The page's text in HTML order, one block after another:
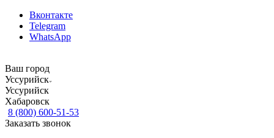
Вконтакте
Telegram
WhatsApp
Ваш город
Уссурийск
Уссурийск
Хабаровск
8 (800) 600-51-53
Заказать звонок